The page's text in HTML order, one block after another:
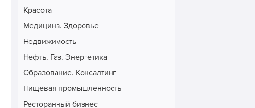
Красота
Медицина. Здоровье
Недвижимость
Нефть. Газ. Энергетика
Образование. Консалтинг
Пищевая промышленность
Ресторанный бизнес